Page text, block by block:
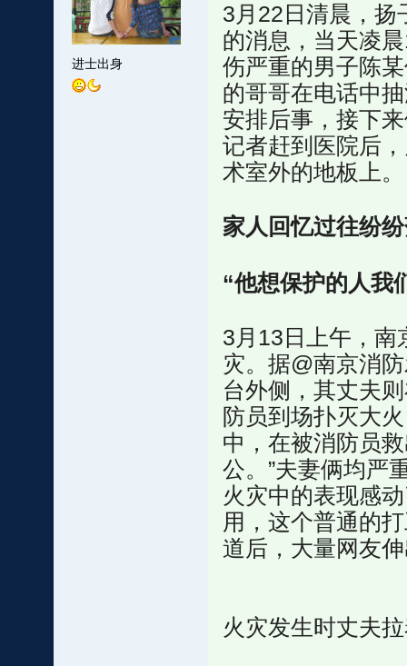
进士出身
3月22日清晨，扬
的消息，当天凌
伤严重的男子陈
的哥哥在电话中
安排后事，接下
记者赶到医院后
术室外的地板上。
家人回忆过往纷
“他想保护的人我
3月13日上午，南
灾。据@南京消
台外侧，其丈夫
防员到场扑灭大
中，在被消防员
公。”夫妻俩均严
火灾中的表现感
用，这个普通的
道后，大量网友
火灾发生时丈夫